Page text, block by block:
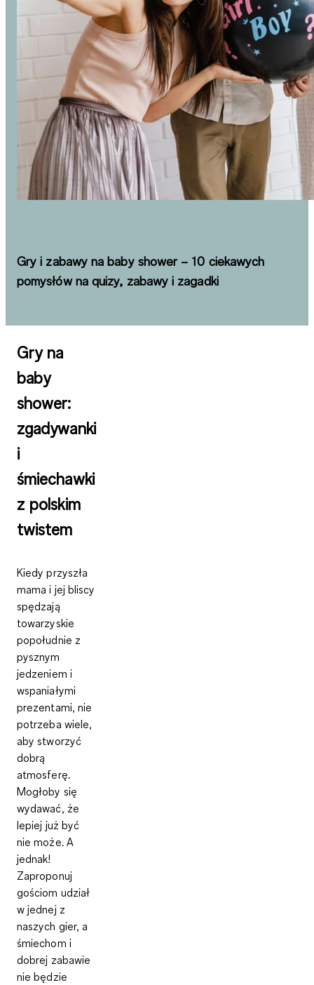
Gry i zabawy na baby shower – 10 ciekawych
pomysłów na quizy, zabawy i zagadki
Gry na
baby
shower:
zgadywanki
i
śmiechawki
z polskim
twistem
Kiedy przyszła
mama i jej bliscy
spędzają
towarzyskie
popołudnie z
pysznym
jedzeniem i
wspaniałymi
prezentami, nie
potrzeba wiele,
aby stworzyć
dobrą
atmosferę.
Mogłoby się
wydawać, że
lepiej już być
nie może. A
jednak!
Zaproponuj
gościom udział
w jednej z
naszych gier, a
śmiechom i
dobrej zabawie
nie będzie